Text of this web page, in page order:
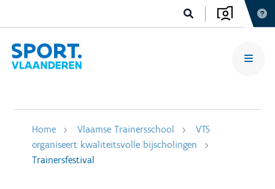
Home Vlaamse Trainersschool
VTS
organiseert kwaliteitsvolle bijscholingen
Trainersfestival